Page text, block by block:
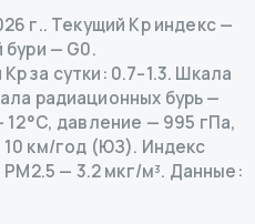
г.. Текущий Kp индекс—
бури — G0.
за сутки: 0.7–1.3. Шкала
радиационных бурь—
давление — 995 гПа,
10 км/год (ЮЗ). Индекс
— 3.2 мкг/м³. Данные: